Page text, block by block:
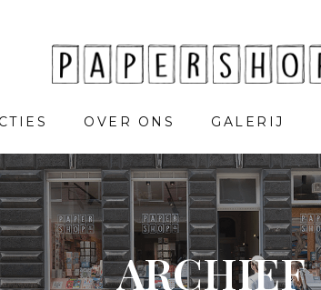
OVER ONS GALERIJ
ARCHIEF